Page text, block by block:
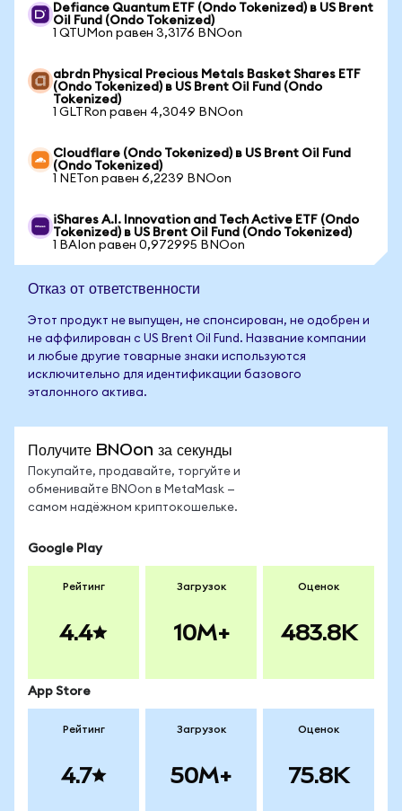
Defiance Quantum ETF (Ondo Tokenized) в US Brent
Oil Fund (Ondo Tokenized)
1 QTUMon равен 3,3176 BNOon
abrdn Physical Precious Metals Basket Shares ETF
(Ondo Tokenized) в US Brent Oil Fund (Ondo
Tokenized)
1 GLTRon равен 4,3049 BNOon
Cloudflare (Ondo Tokenized) в US Brent Oil Fund
(Ondo Tokenized)
1 NETon равен 6,2239 BNOon
iShares A.I. Innovation and Tech Active ETF (Ondo
Tokenized) в US Brent Oil Fund (Ondo Tokenized)
1 BAIon равен 0,972995 BNOon
Отказ от ответственности
Этот продукт не выпущен, не спонсирован, не одобрен и
не аффилирован с US Brent Oil Fund. Название компании
и любые другие товарные знаки используются
исключительно для идентификации базового
эталонного актива.
Получите BNOon за секунды
Покупайте, продавайте, торгуйте и
обменивайте BNOon в MetaMask —
самом надёжном криптокошельке.
Google Play
Рейтинг
4.4
Загрузок
10M+
Оценок
483.8K
App Store
Рейтинг
4.7
Загрузок
50M+
Оценок
75.8K